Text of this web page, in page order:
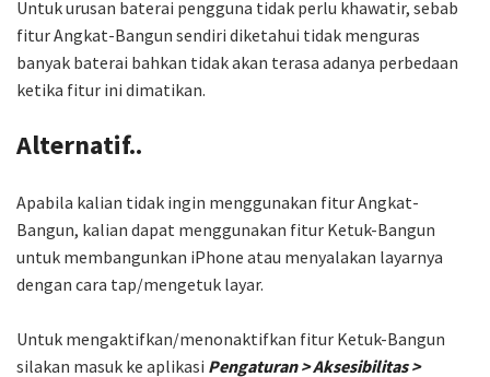
Untuk urusan baterai pengguna tidak perlu khawatir, sebab
fitur Angkat-Bangun sendiri diketahui tidak menguras
banyak baterai bahkan tidak akan terasa adanya perbedaan
ketika fitur ini dimatikan.
Alternatif..
Apabila kalian tidak ingin menggunakan fitur Angkat-
Bangun, kalian dapat menggunakan fitur Ketuk-Bangun
untuk membangunkan iPhone atau menyalakan layarnya
dengan cara tap/mengetuk layar.
Untuk mengaktifkan/menonaktifkan fitur Ketuk-Bangun
silakan masuk ke aplikasi Pengaturan > Aksesibilitas >